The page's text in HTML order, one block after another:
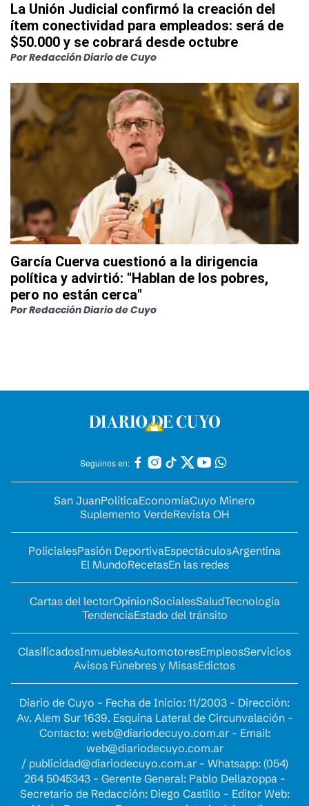
La Unión Judicial confirmó la creación del
ítem conectividad para empleados: será de
$50.000 y se cobrará desde octubre
PorRedacción Diario de Cuyo
García Cuerva cuestionó a la dirigencia
política y advirtió: "Hablan de los pobres,
pero no están cerca"
PorRedacción Diario de Cuyo
Seguinos en:
San JuanPolíticaEconomíaCuyo Minero
Suplemento VerdeRevista OH
PolicialesPasión DeportivaEspectáculosArgentina
El MundoRecetasEn las redes
Cartas del lectorOpinionSocialesSaludTecnología
TendenciaEstado del tránsito
ClasificadosInmueblesAutomotoresEmpleosServicios
Avisos Fúnebres y MisasEdictos
Diario de Cuyo - Fecha de Inicio: 11/2003 - Dirección:
Av. Alem Sur 1639. Esquina Lateral de Circunvalación -
Contacto: web@diariodecuyo.com.ar- Email:
web@diariodecuyo.com.ar
/ publicidad@diariodecuyo.com.ar- Whatsapp: (054)
264 5045343 - Gerente General: Pablo Dellazoppa -
Secretario de Redacción: Diego Castillo - Editor Web: